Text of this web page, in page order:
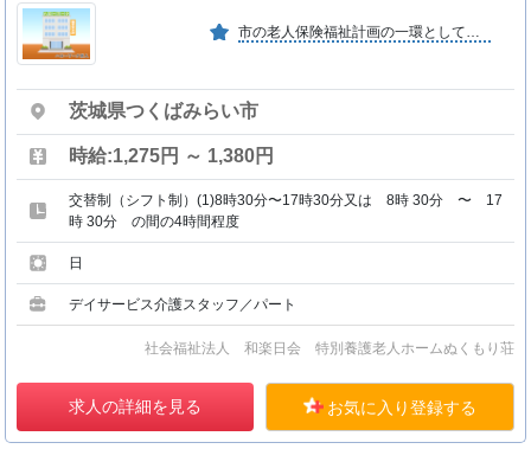
市の老人保険福祉計画の一環として平成７年１０月に開設しました最適のケア・最適のサービスを提供し、心の触れ合いを感じられる豊かなホームの実現に努力しております
茨城県つくばみらい市
時給:1,275円 ～ 1,380円
交替制（シフト制）(1)8時30分〜17時30分又は 8時 30分 〜 17
時 30分 の間の4時間程度
日
デイサービス介護スタッフ／パート
社会福祉法人 和楽日会 特別養護老人ホームぬくもり荘
求人の詳細を見る お気に入り登録する